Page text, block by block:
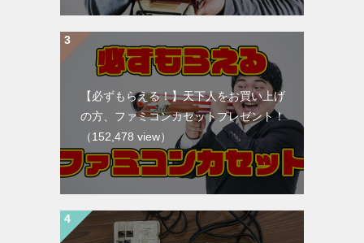
【必ずもらえる！】天下人をお買い上げ
の方、ファミコンカセットプレゼント！
（152,478 view）